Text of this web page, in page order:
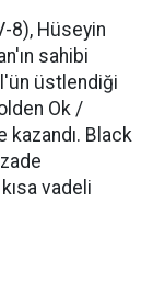
8), Hüseyin
sahibi
üstlendiği
Ok /
kazandı. Black
vadeli